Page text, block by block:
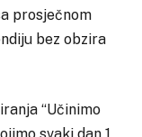
prosječnom
bez obzira
“Učinimo